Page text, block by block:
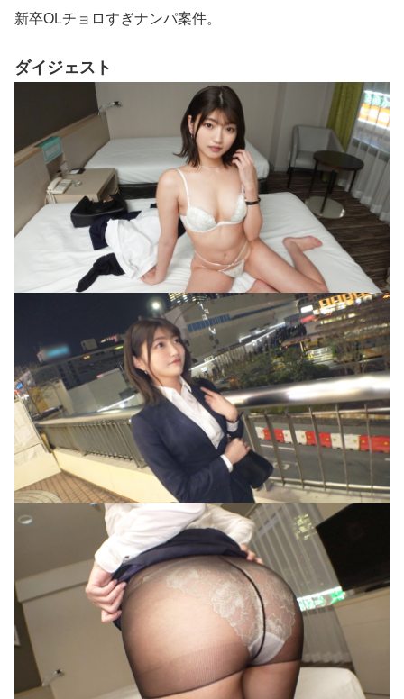
新卒OLチョロすぎナンパ案件。
ダイジェスト